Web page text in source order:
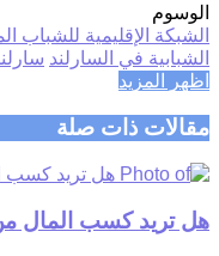
الوسوم
الشبكة الإقليمية للشباب
الشبابية في السارلند
اظهر المزيد
مقالات ذات صلة
هل تريد كسب المال